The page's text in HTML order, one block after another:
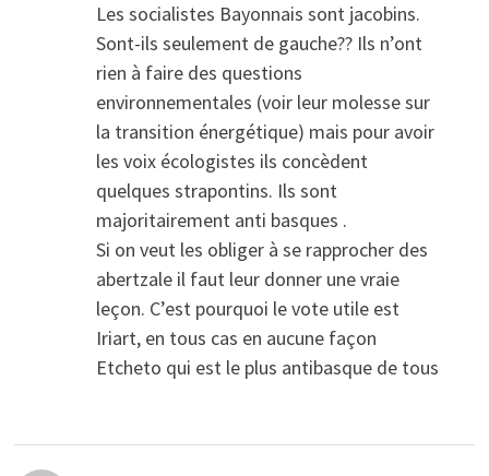
Les socialistes Bayonnais sont jacobins.
Sont-ils seulement de gauche?? Ils n’ont
rien à faire des questions
environnementales (voir leur molesse sur
la transition énergétique) mais pour avoir
les voix écologistes ils concèdent
quelques strapontins. Ils sont
majoritairement anti basques .
Si on veut les obliger à se rapprocher des
abertzale il faut leur donner une vraie
leçon. C’est pourquoi le vote utile est
Iriart, en tous cas en aucune façon
Etcheto qui est le plus antibasque de tous